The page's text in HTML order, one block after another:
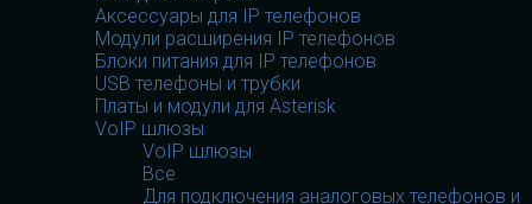
Аксессуары для IP телефонов
Модули расширения IP телефонов
Блоки питания для IP телефонов
USB телефоны и трубки
Платы и модули для Asterisk
VoIP шлюзы
VoIP шлюзы
Все
Для подключения аналоговых телефонов и